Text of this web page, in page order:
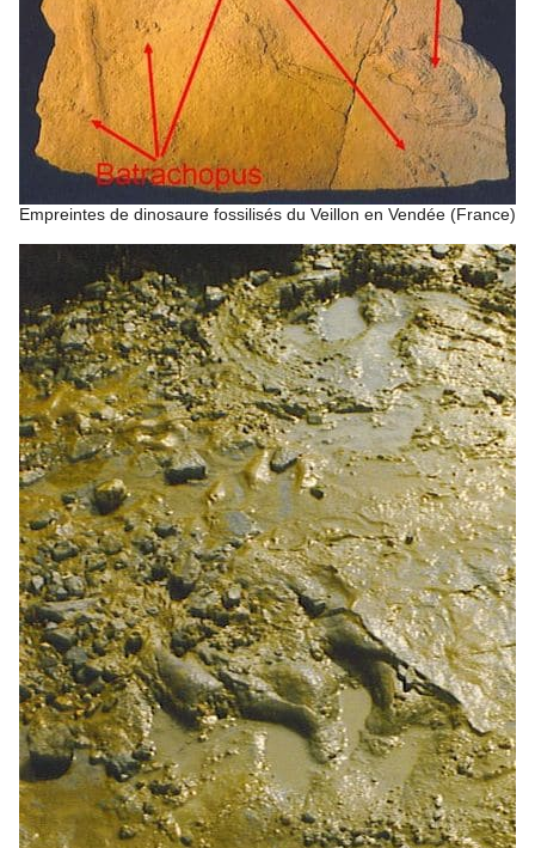
Empreintes de dinosaure fossilisés du Veillon en Vendée (France).